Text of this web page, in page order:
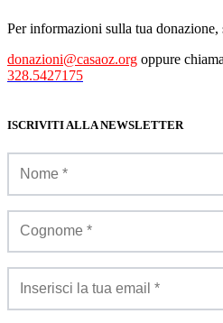
Per informazioni sulla tua donazione,
donazioni@casaoz.org oppure
328.5427175
ISCRIVITI ALLA NEWSLETTER